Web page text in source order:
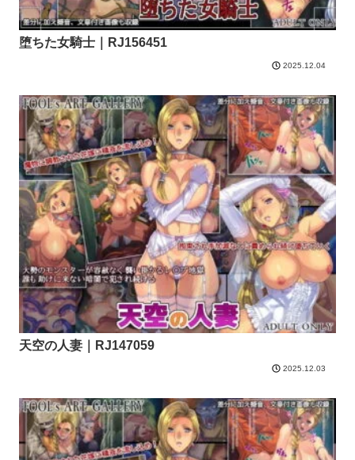
堕ちた女騎士｜RJ156451
2025.12.04
天空の人妻｜RJ147059
2025.12.03